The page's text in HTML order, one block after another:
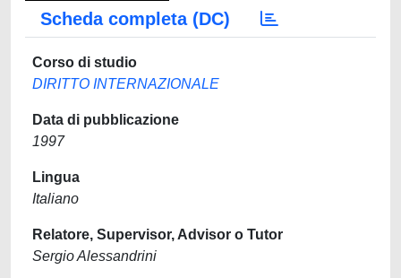
Scheda completa (DC)
Corso di studio
DIRITTO INTERNAZIONALE
Data di pubblicazione
1997
Lingua
Italiano
Relatore, Supervisor, Advisor o Tutor
Sergio Alessandrini